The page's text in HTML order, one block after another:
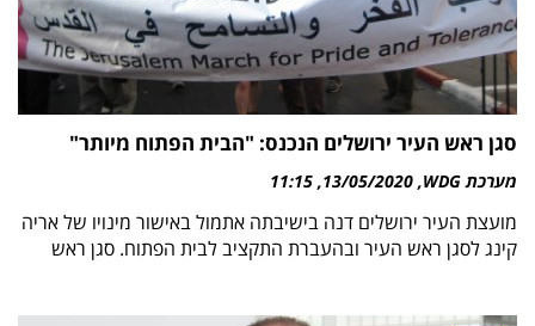
סגן ראש העיר ירושלים הנכנס: "הבית הפתוח מיותר"
מערכת WDG 13/05/2020
11:15
מועצת העיר ירושלים דנה בישיבתה אתמול באישור מינויו של אריה
קינג לסגן ראש העיר ובהעברת התקציב לבית הפתוח. סגן ראש